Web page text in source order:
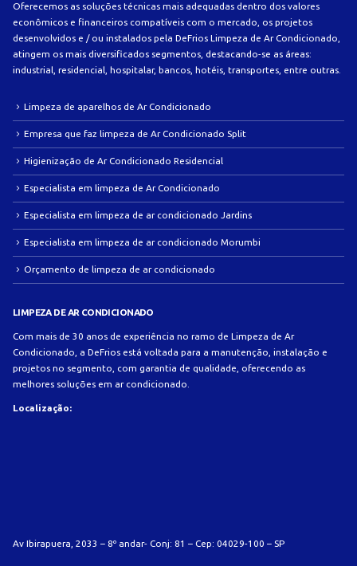
Oferecemos as soluções técnicas mais adequadas dentro dos valores
econômicos e financeiros compatíveis com o mercado, os projetos
desenvolvidos e / ou instalados pela DeFrios Limpeza de Ar Condicionado,
atingem os mais diversificados segmentos, destacando-se as áreas:
industrial, residencial, hospitalar, bancos, hotéis, transportes, entre outras.
Limpeza de aparelhos de Ar Condicionado
Empresa que faz limpeza de Ar Condicionado Split
Higienização de Ar Condicionado Residencial
Especialista em limpeza de Ar Condicionado
Especialista em limpeza de ar condicionado Jardins
Especialista em limpeza de ar condicionado Morumbi
Orçamento de limpeza de ar condicionado
LIMPEZA DE AR CONDICIONADO
Com mais de 30 anos de experiência no ramo de Limpeza de Ar
Condicionado, a DeFrios está voltada para a manutenção, instalação e
projetos no segmento, com garantia de qualidade, oferecendo as
melhores soluções em ar condicionado.
Localização:
Av Ibirapuera, 2033 – 8º andar- Conj: 81 – Cep: 04029-100 – SP